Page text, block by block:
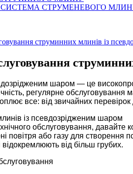
струминних млинів із
шаром — це
регулярне
все: від звичайних
із псевдозрідженим шаром
обслуговування,
повітря або газу для
відокремлюють від більш грубих.